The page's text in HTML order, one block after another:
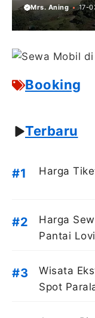
Mrs. Aning 17-
Booking
Terbaru
Harga
Harga
Pantai
Wisata
Spot